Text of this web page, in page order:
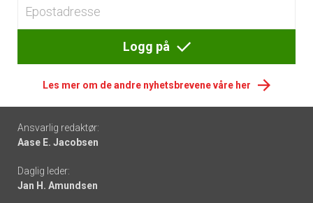
Logg på
Les mer om de andre nyhetsbrevene våre her
Footer
-
links
Ansvarlig redaktør:
Aase E. Jacobsen
Daglig leder:
Jan H. Amundsen